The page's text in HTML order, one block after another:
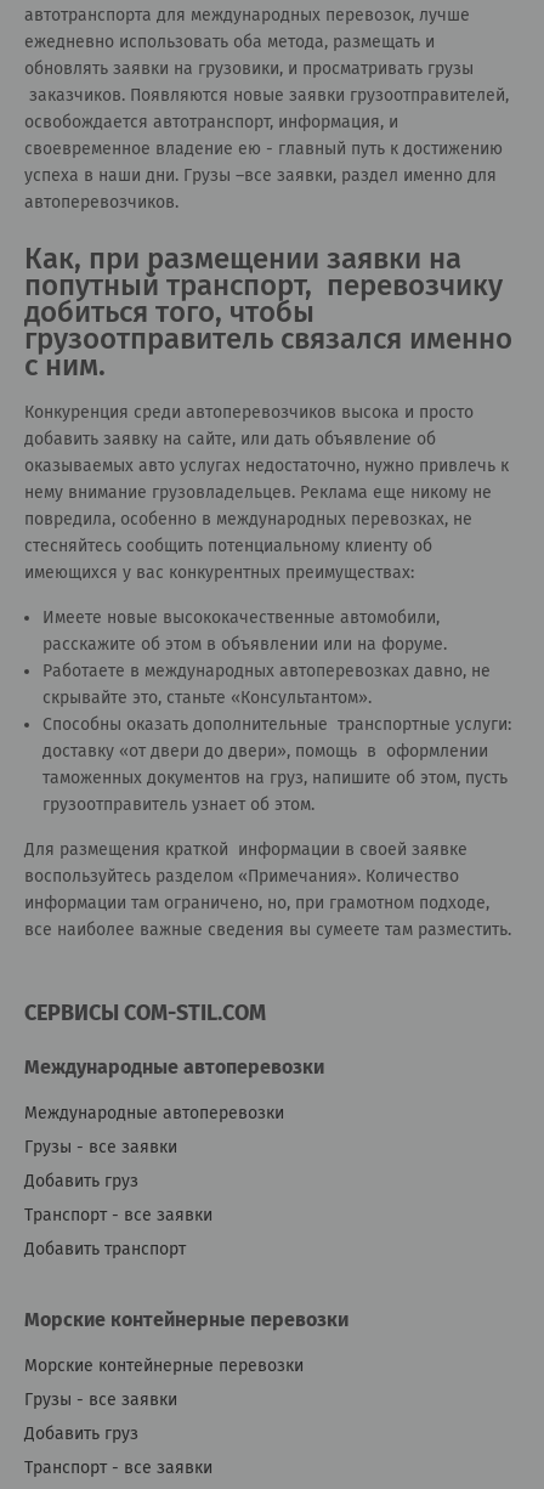
автотранспорта для международных перевозок, лучше
ежедневно использовать оба метода, размещать и
обновлять заявки на грузовики, и просматривать грузы
заказчиков. Появляются новые заявки грузоотправителей,
освобождается автотранспорт, информация, и
своевременное владение ею - главный путь к достижению
успеха в наши дни. Грузы –все заявки, раздел именно для
автоперевозчиков.
Как, при размещении заявки на
попутный транспорт, перевозчику
добиться того, чтобы
грузоотправитель связался именно
с ним.
Конкуренция среди автоперевозчиков высока и просто
добавить заявку на сайте, или дать объявление об
оказываемых авто услугах недостаточно, нужно привлечь к
нему внимание грузовладельцев. Реклама еще никому не
повредила, особенно в международных перевозках, не
стесняйтесь сообщить потенциальному клиенту об
имеющихся у вас конкурентных преимуществах:
Имеете новые высококачественные автомобили,
расскажите об этом в объявлении или на форуме.
Работаете в международных автоперевозках давно, не
скрывайте это, станьте «Консультантом».
Способны оказать дополнительные транспортные услуги:
доставку «от двери до двери», помощь в оформлении
таможенных документов на груз, напишите об этом, пусть
грузоотправитель узнает об этом.
Для размещения краткой информации в своей заявке
воспользуйтесь разделом «Примечания». Количество
информации там ограничено, но, при грамотном подходе,
все наиболее важные сведения вы сумеете там разместить.
СЕРВИСЫ COM-STIL.COM
Международные автоперевозки
Международные автоперевозки
Грузы - все заявки
Добавить груз
Транспорт - все заявки
Добавить транспорт
Морские контейнерные перевозки
Морские контейнерные перевозки
Грузы - все заявки
Добавить груз
Транспорт - все заявки